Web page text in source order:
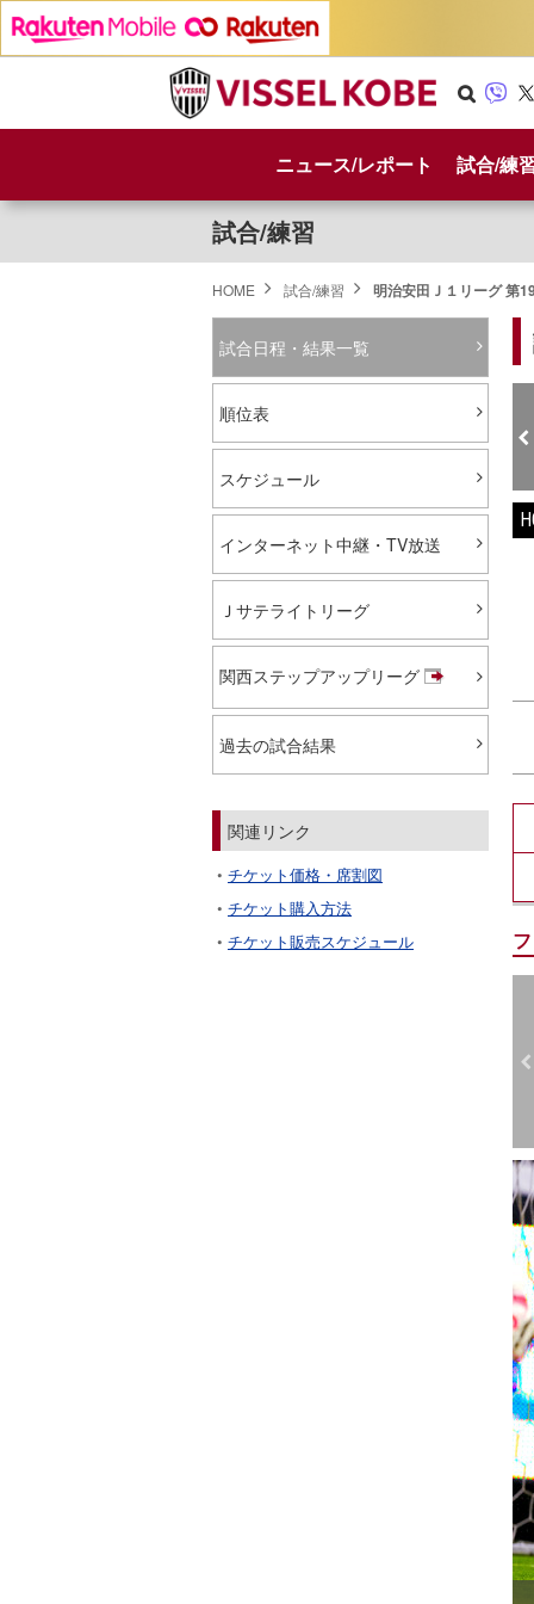
h
ニュース/レポート 試合/練
試合/練習
HOME 試合/練習 明治安田Ｊ１リーグ
試合日程・結果一覧
順位表
スケジュール
インターネット中継・TV放送
Ｊサテライトリーグ
関西ステップアップリーグ
過去の試合結果
関連リンク
チケット価格・席割図
チケット購入方法
チケット販売スケジュール